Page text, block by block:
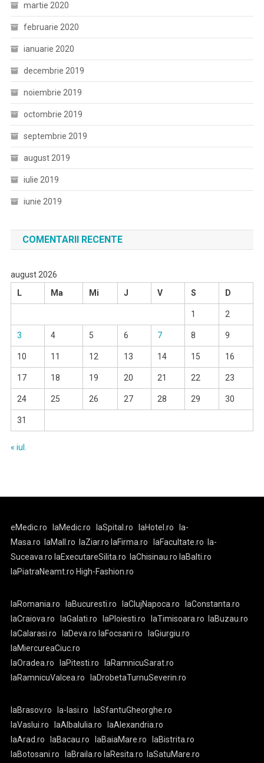
martie 2020
februarie 2020
ianuarie 2020
decembrie 2019
noiembrie 2019
octombrie 2019
septembrie 2019
august 2019
iulie 2019
iunie 2019
COMENTARII RECENTE
august 2026
L
Ma Mi J V S D
1 2
3 4 5 6 7 8 9
10 11 12 13 14 15 16
17 18 19 20 21 22 23
24 25 26 27 28 29 30
31
« iul.
eMedic.ro laMedic.ro laSpital.ro laHotel.ro
la-
Masa.ro
laMall.ro laZiar.ro laFirma.ro laFacultate.ro
la-
Suceava.ro laExecutareSilita.ro laChisinau.ro laBalti.ro
laPiatraNeamt.ro High-Fashion.ro
laRomania.ro laBucuresti.ro laClujNapoca.ro
laConstanta.ro
laCraiova.ro
laGalati.ro laPloiesti.ro laTimisoara.ro
laBuzau.ro
laCalarasi.ro
laDeva.ro laFocsani.ro
laGiurgiu.ro
laMiercureaCiuc.ro
laOradea.ro
laPitesti.ro
laRamnicuSarat.ro
laRamnicuValcea.ro
laDrobetaTurnuSeverin.ro
laBrasov.ro la-Iasi.ro
laSfantuGheorghe.ro
laVaslui.ro
laAlbaIulia.ro
laAlexandria.ro
laArad.ro
laBacau.ro laBaiaMare.ro
laBistrita.ro
laBotosani.ro
laBraila.ro laResita.ro laSatuMare.ro